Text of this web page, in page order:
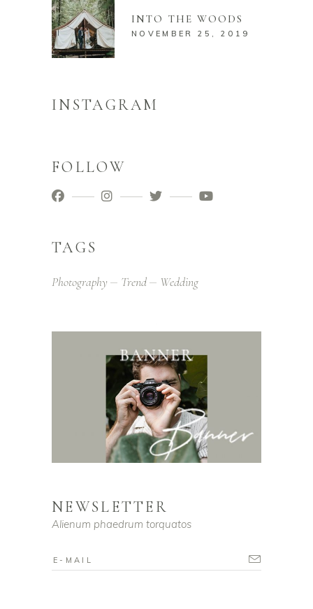
INTO THE WOODS
NOVEMBER 25, 2019
INSTAGRAM
FOLLOW
TAGS
Photography Trend Wedding
NEWSLETTER
Alienum phaedrum torquatos